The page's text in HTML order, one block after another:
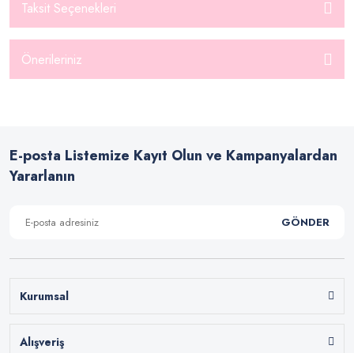
Taksit Seçenekleri
Önerileriniz
E-posta Listemize Kayıt Olun ve Kampanyalardan
Yararlanın
GÖNDER
Kurumsal
Alışveriş